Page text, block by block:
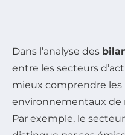
Dans l’analyse des
entre les secteurs
mieux comprendre les
environnementaux de
Par exemple, le